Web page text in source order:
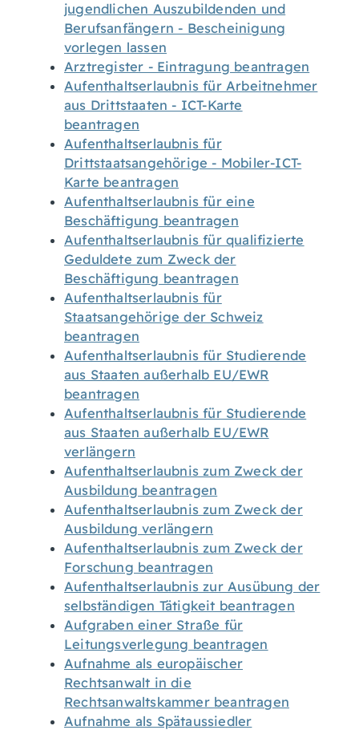
jugendlichen Auszubildenden und
Berufsanfängern - Bescheinigung
vorlegen lassen
Arztregister - Eintragung beantragen
Aufenthaltserlaubnis für Arbeitnehmer
aus Drittstaaten - ICT-Karte
beantragen
Aufenthaltserlaubnis für
Drittstaatsangehörige - Mobiler-ICT-
Karte beantragen
Aufenthaltserlaubnis für eine
Beschäftigung beantragen
Aufenthaltserlaubnis für qualifizierte
Geduldete zum Zweck der
Beschäftigung beantragen
Aufenthaltserlaubnis für
Staatsangehörige der Schweiz
beantragen
Aufenthaltserlaubnis für Studierende
aus Staaten außerhalb EU/EWR
beantragen
Aufenthaltserlaubnis für Studierende
aus Staaten außerhalb EU/EWR
verlängern
Aufenthaltserlaubnis zum Zweck der
Ausbildung beantragen
Aufenthaltserlaubnis zum Zweck der
Ausbildung verlängern
Aufenthaltserlaubnis zum Zweck der
Forschung beantragen
Aufenthaltserlaubnis zur Ausübung der
selbständigen Tätigkeit beantragen
Aufgraben einer Straße für
Leitungsverlegung beantragen
Aufnahme als europäischer
Rechtsanwalt in die
Rechtsanwaltskammer beantragen
Aufnahme als Spätaussiedler